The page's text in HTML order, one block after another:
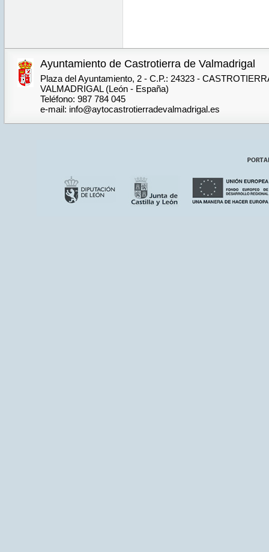
Ayuntamiento de Castrotierra de Valmadrigal
Plaza del Ayuntamiento, 2 - C.P.: 24323 -
VALMADRIGAL (León - España)
Teléfono: 987 784 045
e-mail: info@aytocastrotierradevalmadrigal.es